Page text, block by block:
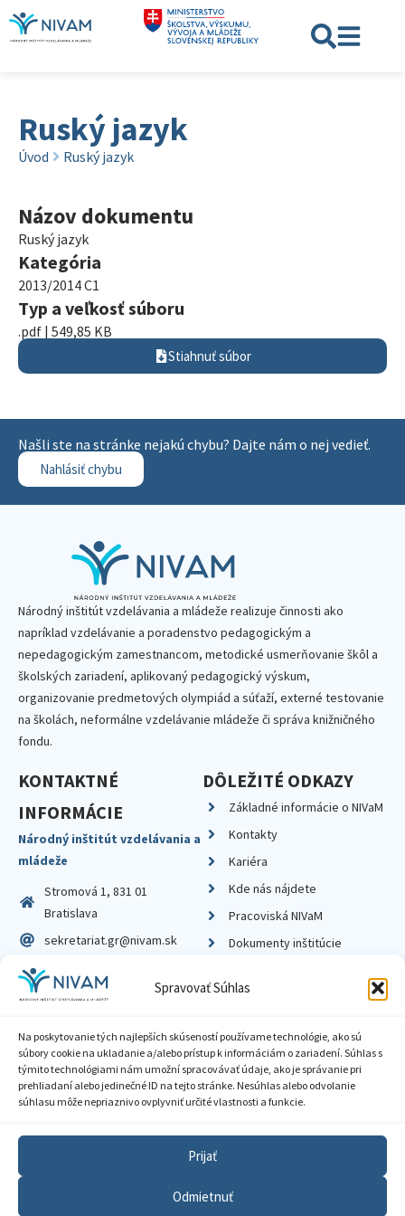
Spravovať Súhlas
Na poskytovanie tých najlepších skúseností používame technológie, ako sú
súbory cookie na ukladanie a/alebo prístup k informáciám o zariadení. Súhlas s
týmito technológiami nám umožní spracovávať údaje, ako je správanie pri
prehliadaní alebo jedinečné ID na tejto stránke. Nesúhlas alebo odvolanie
súhlasu môže nepriaznivo ovplyvniť určité vlastnosti a funkcie.
Prijať
Odmietnuť
Ruský jazyk
Úvod Ruský jazyk
Názov dokumentu
Ruský jazyk
Kategória
2013/2014 C1
Typ a veľkosť súboru
.pdf | 549,85 KB
Stiahnuť súbor
Našli ste na stránke nejakú chybu? Dajte nám o nej vedieť.
Nahlásiť chybu
Národný inštitút vzdelávania a mládeže realizuje činnosti ako
napríklad vzdelávanie a poradenstvo pedagogickým a
nepedagogickým zamestnancom, metodické usmerňovanie škôl a
školských zariadení, aplikovaný pedagogický výskum,
organizovanie predmetových olympiád a súťaží, externé testovanie
na školách, neformálne vzdelávanie mládeže či správa knižničného
fondu.
KONTAKTNÉ
INFORMÁCIE
Národný inštitút vzdelávania a
mládeže
Stromová 1, 831 01
Bratislava
sekretariat.gr@nivam.sk
IČO: 00164348
DIČ: 2020798714
DÔLEŽITÉ ODKAZY
Základné informácie o NIVaM
Kontakty
Kariéra
Kde nás nájdete
Pracoviská NIVaM
Dokumenty inštitúcie
Zásady ochrany súkromia
Sprístupnenie informácií